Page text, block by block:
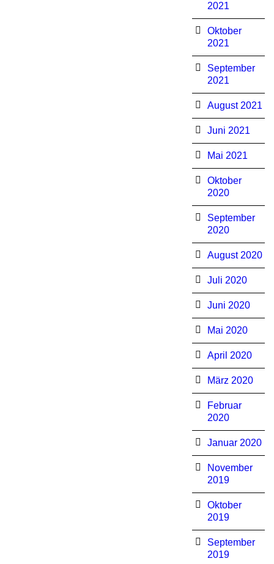
2021
Oktober
2021
September
2021
August 2021
Juni 2021
Mai 2021
Oktober
2020
September
2020
August 2020
Juli 2020
Juni 2020
Mai 2020
April 2020
März 2020
Februar
2020
Januar 2020
November
2019
Oktober
2019
September
2019